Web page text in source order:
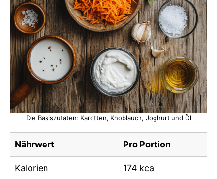
Die Basiszutaten: Karotten, Knoblauch, Joghurt und Öl
Nährwert Pro Portion
Kalorien 174 kcal